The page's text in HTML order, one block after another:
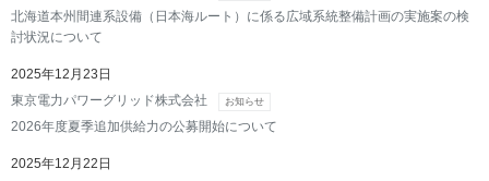
北海道本州間連系設備（日本海ルート）に係る広域系統整備計画の実施案の検
討状況について
2025年12月23日
東京電力パワーグリッド株式会社
お知らせ
2026年度夏季追加供給力の公募開始について
2025年12月22日